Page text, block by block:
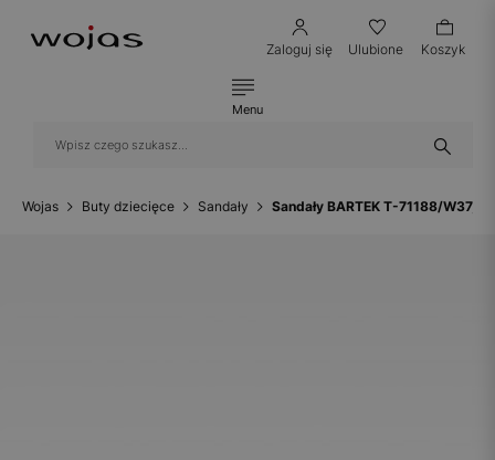
Zaloguj się Ulubione Koszyk
Menu
Wojas Buty dziecięce Sandały Sandały BARTEK T-71188/W37,